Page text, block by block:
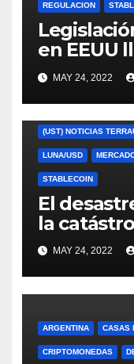
REGULACION
en EEUU
según
MAY 24, 2022
(UST) NOTICIAS
LUNA/USD
STABLECOIN
El
la
cripto
Delphi
MAY 24, 2022
ARGENTINA CASAS
CRIPTOMONEDAS